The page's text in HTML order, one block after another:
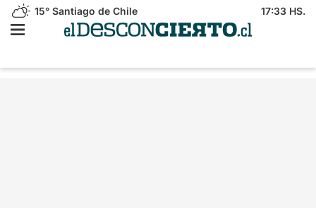
15° Santiago de Chile 17:33 HS.